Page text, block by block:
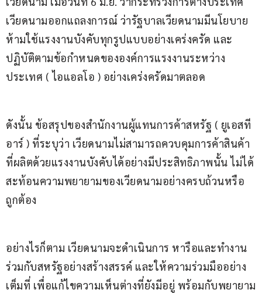
เวียดนามออกแถลงการณ์ ว่ารัฐบาลเวียดนามมีนโยบาย
ห้ามใช้แรงงานบังคับทุกรูปแบบอย่างเคร่งครัด และ
ปฏิบัติตามข้อกำหนดขององค์การแรงงานระหว่าง
ประเทศ ( ไอแอลโอ ) อย่างเคร่งครัดมาตลอด
ดังนั้น ข้อสรุปของสำนักงานผู้แทนการค้าสหรัฐ ( ยูเอสที
อาร์ ) ที่ระบุว่า เวียดนามไม่สามารถควบคุมการค้าสินค้า
ที่ผลิตด้วยแรงงานบังคับได้อย่างมีประสิทธิภาพนั้น ไม่ได้
สะท้อนความพยายามของเวียดนามอย่างครบถ้วนหรือ
ถูกต้อง
อย่างไรก็ตาม เวียดนามจะดำเนินการ หารือและทำงาน
ร่วมกับสหรัฐอย่างสร้างสรรค์ และให้ความร่วมมืออย่าง
เต็มที่ เพื่อแก้ไขความเห็นต่างที่ยังมีอยู่ พร้อมกับพยายาม